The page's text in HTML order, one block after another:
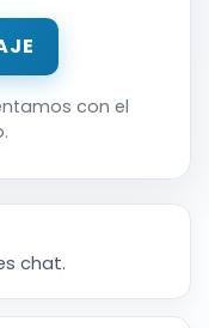
con el
chat.